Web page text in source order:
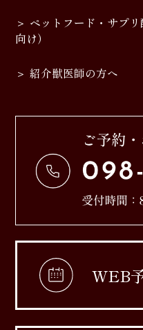
ペットフード・サプ
向け）
紹介獣医師の方へ
WEB